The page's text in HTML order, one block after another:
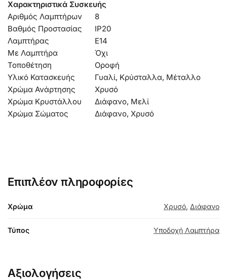
Χαρακτηριστικά Συσκευής
Αριθμός Λαμπτήρων
8
Βαθμός Προστασίας
IP20
Λαμπτήρας
Ε14
Με Λαμπτήρα
Όχι
Τοποθέτηση
Οροφή
Υλικό Κατασκευής
Γυαλί, Κρύσταλλα, Μέταλλο
Χρώμα Ανάρτησης
Χρυσό
Χρώμα Κρυστάλλου
Διάφανο, Μελί
Χρώμα Σώματος
Διάφανο, Χρυσό
Επιπλέον πληροφορίες
Χρώμα Χρυσό, Διάφανο
Τύπος Υποδοχή Λαμπτήρα
Αξιολογήσεις